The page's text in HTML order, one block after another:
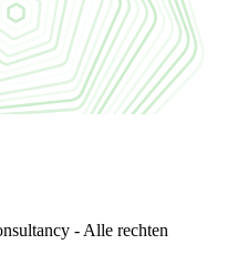
- Alle rechten